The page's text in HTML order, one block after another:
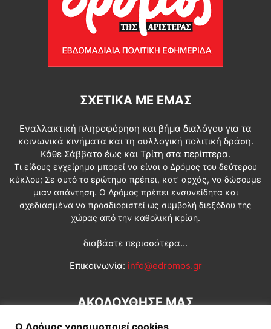
ΣΧΕΤΙΚΆ ΜΕ ΕΜΆΣ
Εναλλακτική πληροφόρηση και βήμα διαλόγου για τα
κοινωνικά κινήματα και τη συλλογική πολιτική δράση.
Κάθε Σάββατο έως και Τρίτη στα περίπτερα.
Τι είδους εγχείρημα μπορεί να είναι ο Δρόμος του δεύτερου
κύκλου; Σε αυτό το ερώτημα πρέπει, κατ’ αρχάς, να δώσουμε
μιαν απάντηση. Ο Δρόμος πρέπει ενσυνείδητα και
σχεδιασμένα να προσδιοριστεί ως συμβολή διεξόδου της
χώρας από την καθολική κρίση.
διαβάστε περισσότερα...
Επικοινωνία: info@edromos.gr
ΑΚΟΛΟΥΘΗΣΕ ΜΑΣ
Ο Δρόμος χρησιμοποιεί cookies